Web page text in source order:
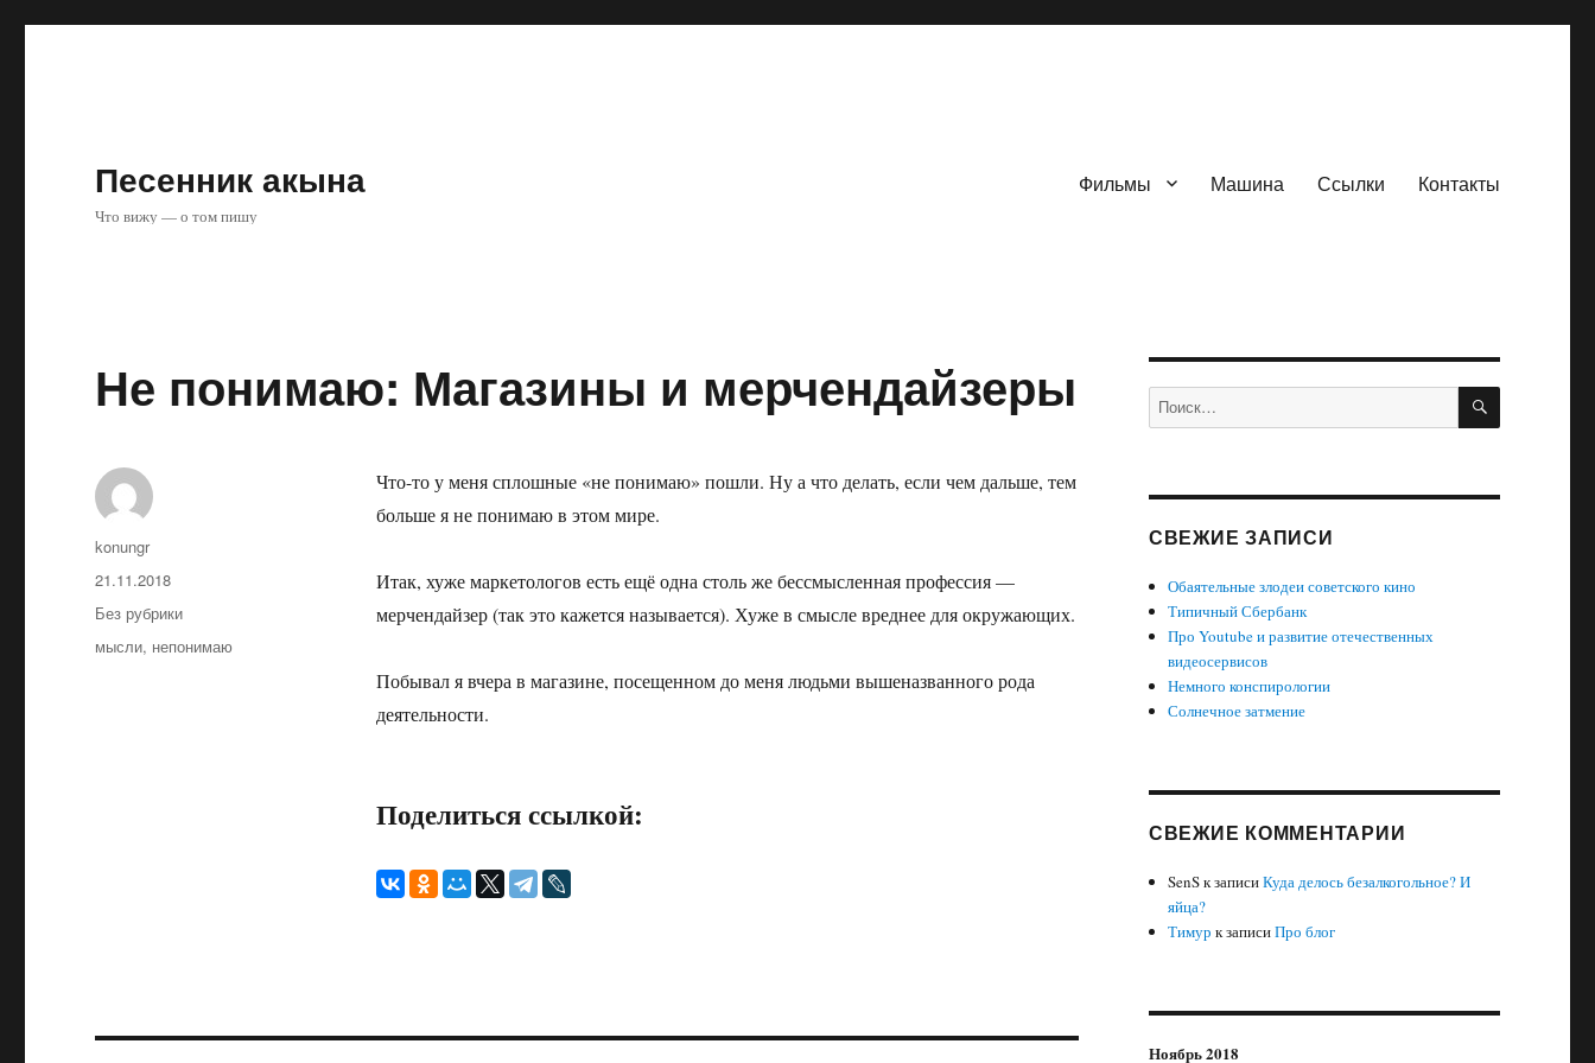
Песенник акына
Что вижу — о том пишу
Фильмы Машина Ссылки Контакты
Не понимаю: Магазины и мерчендайзеры
Что-то у меня сплошные «не понимаю» пошли. Ну а что делать, если чем дальше, тем
больше я не понимаю в этом мире.
Итак, хуже маркетологов есть ещё одна столь же бессмысленная профессия —
мерчендайзер (так это кажется называется). Хуже в смысле вреднее для окружающих.
Побывал я вчера в магазине, посещенном до меня людьми вышеназванного рода
деятельности.
Поделиться ссылкой:
Автор
konungr
Опубликовано
21.11.2018
Рубрики
Без рубрики
Метки
мысли, непонимаю
Искать: ПОИСК
СВЕЖИЕ ЗАПИСИ
Обаятельные злодеи советского кино
Типичный Сбербанк
Про Youtube и развитие отечественных
видеосервисов
Немного конспирологии
Солнечное затмение
СВЕЖИЕ КОММЕНТАРИИ
SenSк записиКуда делось безалкогольное? И
яйца?
Тимур к записиПро блог
Ноябрь 2018